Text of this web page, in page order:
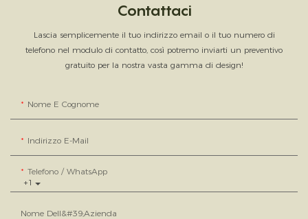
Contattaci
Lascia semplicemente il tuo indirizzo email o il tuo numero di
telefono nel modulo di contatto, così potremo inviarti un preventivo
gratuito per la nostra vasta gamma di design!
Nome E Cognome
Indirizzo E-Mail
+1
Telefono / WhatsApp
Nome Dell&#39;azienda